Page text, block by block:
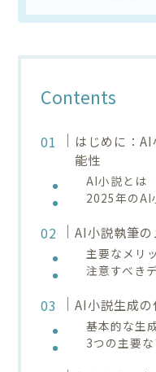
Contents
はじめに：
能性
AI小説とは
2025年のAI
AI小説執筆
主要なメリ
注意すべき
AI小説生成
基本的な生
3つの主要